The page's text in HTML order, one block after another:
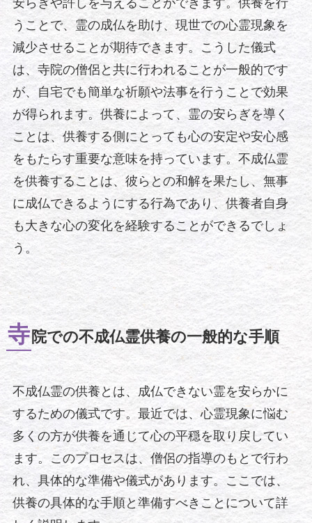
安らぎや許しを与えることができます。供養を行
うことで、霊の成仏を助け、現世での心霊現象を
減少させることが期待できます。こうした儀式
は、寺院の僧侶と共に行われることが一般的です
が、自宅でも簡単な祈願や法事を行うことで効果
が得られます。供養によって、霊の安らぎを導く
ことは、供養する側にとっても心の安定や安心感
をもたらす重要な意味を持っています。不成仏霊
を供養することは、彼らとの和解を果たし、無事
に成仏できるようにする行為であり、供養者自身
も大きな心の変化を経験することができるでしょ
う。
寺 院での不成仏霊供養の一般的な手順
不成仏霊の供養とは、成仏できない霊を安らかに
するための儀式です。最近では、心霊現象に悩む
多くの方が供養を通じて心の平穏を取り戻してい
ます。このプロセスは、僧侶の指導のもとで行わ
れ、具体的な準備や儀式があります。ここでは、
供養の具体的な手順と準備すべきことについて詳